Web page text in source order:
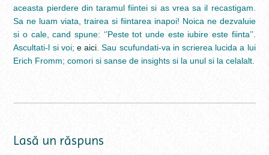
aceasta pierdere din taramul fiintei si as vrea sa il recastigam.
Sa ne luam viata, trairea si fiintarea inapoi! Noica ne dezvaluie
si o cale, cand spune: ‘’Peste tot unde este iubire este fiinta’’.
Ascultati-l si voi; e aici . Sau scufundati-va in scrierea lucida a lui
Erich Fromm; comori si sanse de insights si la unul si la celalalt.
Lasă un răspuns